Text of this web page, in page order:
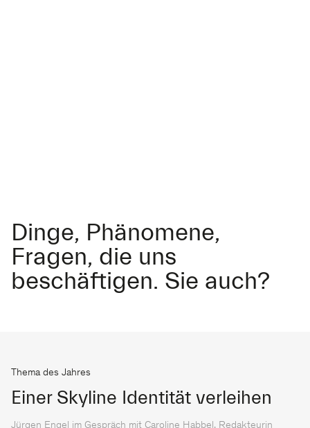
Dinge, Phänomene,
Fragen, die uns
beschäftigen. Sie auch?
Thema des Jahres
Einer Skyline Identität verleihen
Jürgen Engel im Gespräch mit Caroline Habbel, Redakteurin